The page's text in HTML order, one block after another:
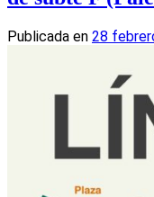
Publicada en 28